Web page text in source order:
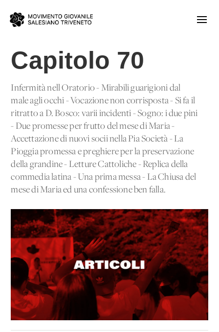
Capitolo 70
Infermità nell'Oratorio - Mirabili guarigioni dal
male agli occhi - Vocazione non corrisposta - Si fa il
ritratto a D. Bosco: varii incidenti - Sogno: i due pini
- Due promesse per frutto del mese di Maria -
Accettazione di nuovi socii nella Pia Società - La
Pioggia promessa e preghiere per la preservazione
della grandine - Letture Cattoliche - Replica della
commedia latina - Una prima messa - La Chiusa del
mese di Maria ed una confessione ben falla.